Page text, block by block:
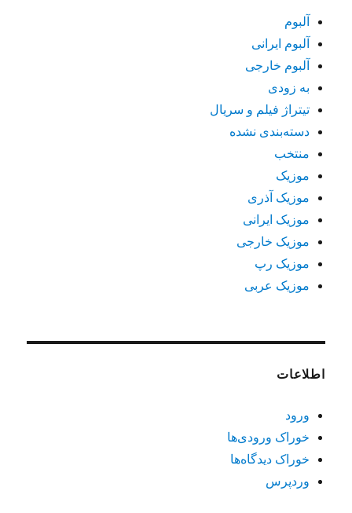
آلبوم
آلبوم ایرانی
آلبوم خارجی
به زودی
تیتراژ فیلم و سریال
دسته‌بندی نشده
منتخب
موزیک
موزیک آذری
موزیک ایرانی
موزیک خارجی
موزیک رپ
موزیک عربی
اطلاعات
ورود
خوراک ورودی‌ها
خوراک دیدگاه‌ها
وردپرس